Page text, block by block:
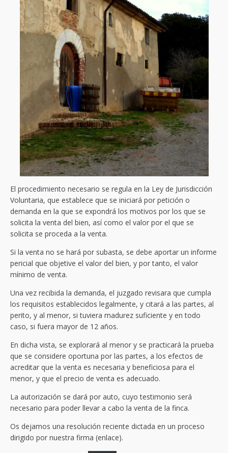
El procedimiento necesario se regula en la Ley de Jurisdicción
Voluntaria, que establece que se iniciará por petición o
demanda en la que se expondrá los motivos por los que se
solicita la venta del bien, así como el valor por el que se
solicita se proceda a la venta.
Si la venta no se hará por subasta, se debe aportar un informe
pericial que objetive el valor del bien, y por tanto, el valor
mínimo de venta.
Una vez recibida la demanda, el juzgado revisara que cumpla
los requisitos establecidos legalmente, y citará a las partes, al
perito, y al menor, si tuviera madurez suficiente y en todo
caso, si fuera mayor de 12 años.
En dicha vista, se explorará al menor y se practicará la prueba
que se considere oportuna por las partes, a los efectos de
acreditar que la venta es necesaria y beneficiosa para el
menor, y que el precio de venta es adecuado.
La autorización se dará por auto, cuyo testimonio será
necesario para poder llevar a cabo la venta de la finca.
Os dejamos una resolución reciente dictada en un proceso
dirigido por nuestra firma (enlace).